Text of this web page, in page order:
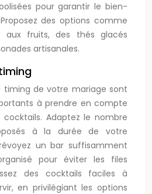
pour garantir le bien-
des options comme
aux fruits, des thés glacés
artisanales.
timing de votre mariage sont
à prendre en compte
Adaptez le nombre
à la durée de votre
un bar suffisamment
pour éviter les files
des cocktails faciles à
en privilégiant les options